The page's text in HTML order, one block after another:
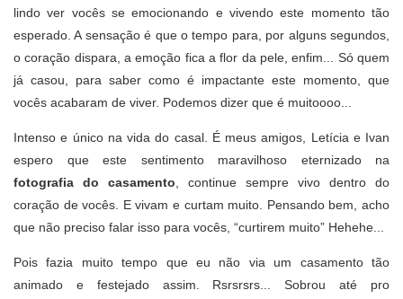
lindo ver vocês se emocionando e vivendo este momento tão
esperado. A sensação é que o tempo para, por alguns segundos,
o coração dispara, a emoção fica a flor da pele, enfim... Só quem
já casou, para saber como é impactante este momento, que
vocês acabaram de viver. Podemos dizer que é muitoooo...
Intenso e único na vida do casal. É meus amigos, Letícia e Ivan
espero que este sentimento maravilhoso eternizado na
fotografia do casamento , continue sempre vivo dentro do
coração de vocês. E vivam e curtam muito. Pensando bem, acho
que não preciso falar isso para vocês, “curtirem muito” Hehehe...
Pois fazia muito tempo que eu não via um casamento tão
animado e festejado assim. Rsrsrsrs... Sobrou até pro